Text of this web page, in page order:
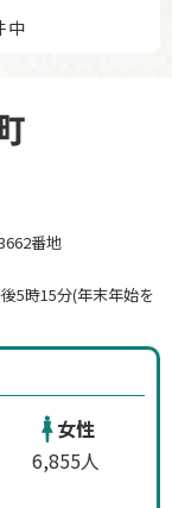
中
番地
5時15分(年末年始を
女性
6,855人